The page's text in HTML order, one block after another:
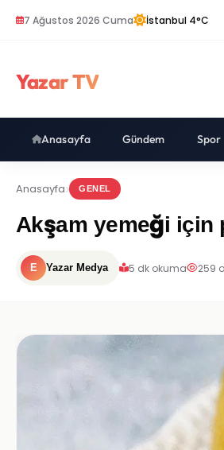
7 Ağustos 2026 Cuma İstanbul 4°C
Yazar TV
Anasayfa Gündem Spor
Anasayfa GENEL
Akşam yemeği için
E Yazar Medya 5 dk okuma 259